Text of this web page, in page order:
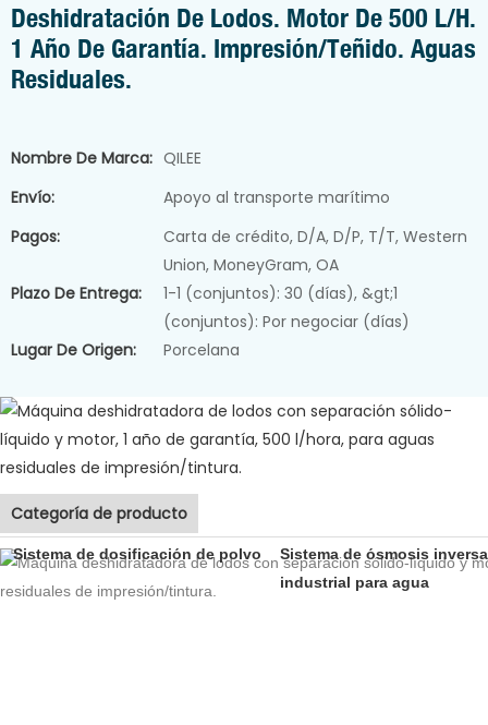
Deshidratación De Lodos. Motor De 500 L/h.
1 Año De Garantía. Impresión/teñido. Aguas
Residuales.
Nombre De Marca: QILEE
Envío:
Apoyo al transporte marítimo
Pagos:
Carta de crédito, D/A, D/P, T/T, Western
Union, MoneyGram, OA
Plazo De Entrega:
1-1 (conjuntos): 30 (días), &gt;1
(conjuntos): Por negociar (días)
Lugar De Origen:
Porcelana
Categoría de producto
Máquina deshidratadora de lodos
Prensa de filtro de
Sistema de
productos químicos
Mezclador de líquidos
industrial
Sistema de dosificación de polvo
Sistema de ósmosis inversa
industrial para agua